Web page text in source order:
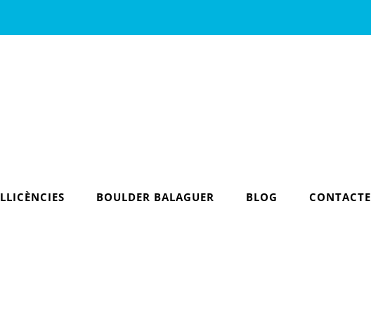
LLICÈNCIES BOULDER BALAGUER BLOG CONTACTE